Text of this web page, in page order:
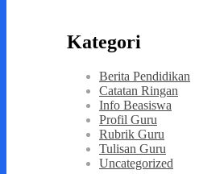
Kategori
Berita Pendidikan
Catatan Ringan
Info Beasiswa
Profil Guru
Rubrik Guru
Tulisan Guru
Uncategorized